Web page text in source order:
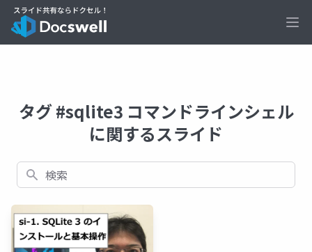
タグ #sqlite3 コマンドラインシェル
に関するスライド
検索